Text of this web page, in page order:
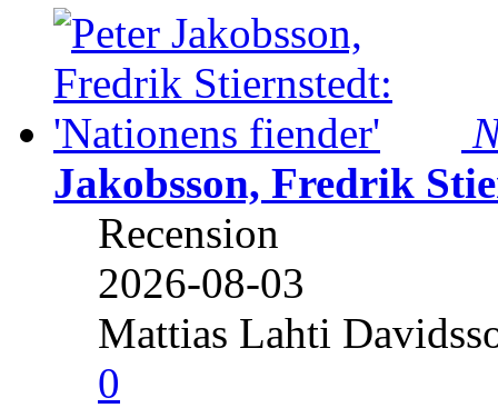
Jakobsson, Fredrik
Recension
2026-08-03
Mattias Lahti
0